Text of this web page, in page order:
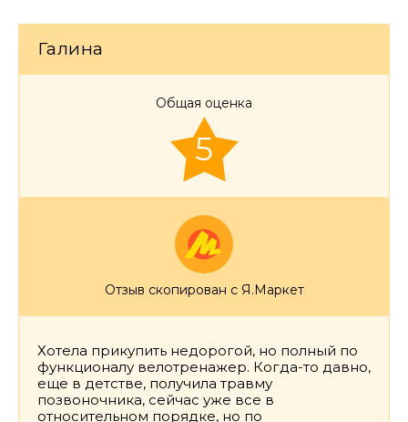
Галина
Отзыв скопирован с Я.Маркет
Общая оценка
5
Хотела прикупить недорогой, но полный по
функционалу велотренажер. Когда-то давно,
еще в детстве, получила травму
позвоночника, сейчас уже все в
относительном порядке, но по